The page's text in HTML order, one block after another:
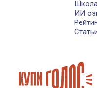
ИИ
Статьи